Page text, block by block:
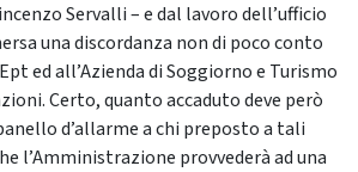
Servalli – e dal lavoro dell’ufficio
una discordanza non di poco conto
ed all’Azienda di Soggiorno e Turismo
Certo, quanto accaduto deve però
d’allarme a chi preposto a tali
l’Amministrazione provvederà ad una